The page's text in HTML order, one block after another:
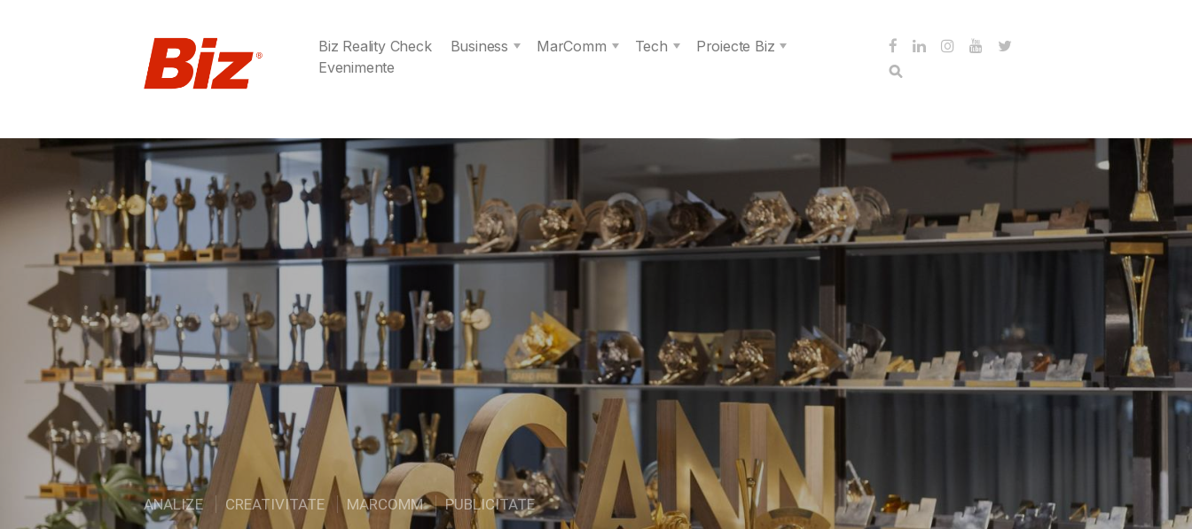
Biz Reality Check Business MarComm Tech
Proiecte Biz
Evenimente
ANALIZE CREATIVITATE MARCOMM PUBLICITATE